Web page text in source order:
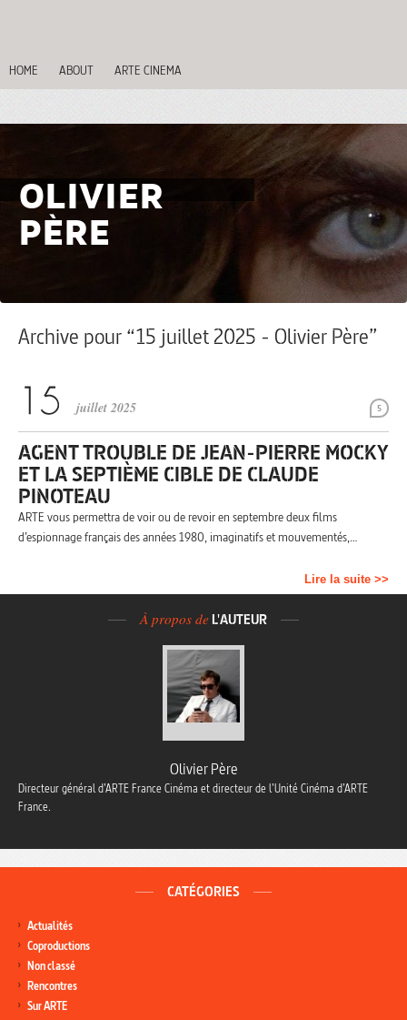
HOME ABOUT ARTE CINEMA
OLIVIER
PÈRE
Archive pour “15 juillet 2025 - Olivier Père”
5
juillet 2025
AGENT TROUBLE DE JEAN-PIERRE MOCKY
ET LA SEPTIÈME CIBLE DE CLAUDE
PINOTEAU
ARTE vous permettra de voir ou de revoir en septembre deux films
d’espionnage français des années 1980, imaginatifs et mouvementés,…
Lire la suite >>
À propos de L'AUTEUR
Olivier Père
Directeur général d’ARTE France Cinéma et directeur de l’Unité Cinéma d’ARTE
France.
CATÉGORIES
Actualités
Coproductions
Non classé
Rencontres
Sur ARTE